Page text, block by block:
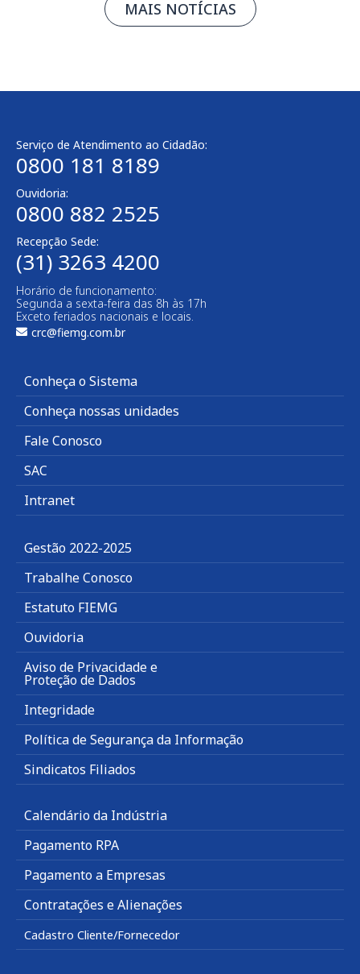
MAIS NOTÍCIAS
Serviço de Atendimento ao Cidadão:
0800 181 8189
Ouvidoria:
0800 882 2525
Recepção Sede:
(31) 3263 4200
Horário de funcionamento:
Segunda a sexta-feira das 8h às 17h
Exceto feriados nacionais e locais.
crc@fiemg.com.br
Conheça o Sistema
Conheça nossas unidades
Fale Conosco
SAC
Intranet
Gestão 2022-2025
Trabalhe Conosco
Estatuto FIEMG
Ouvidoria
Aviso de Privacidade e
Proteção de Dados
Integridade
Política de Segurança da Informação
Sindicatos Filiados
Calendário da Indústria
Pagamento RPA
Pagamento a Empresas
Contratações e Alienações
Cadastro Cliente/Fornecedor